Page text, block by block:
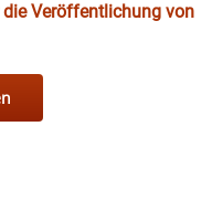
Veröffentlichung von